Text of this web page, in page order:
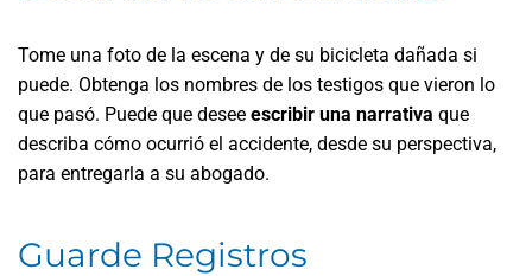
Tome una foto de la escena y de su bicicleta dañada si
puede. Obtenga los nombres de los testigos que vieron lo
que pasó. Puede que desee escribir una narrativa que
describa cómo ocurrió el accidente, desde su perspectiva,
para entregarla a su abogado.
Guarde Registros